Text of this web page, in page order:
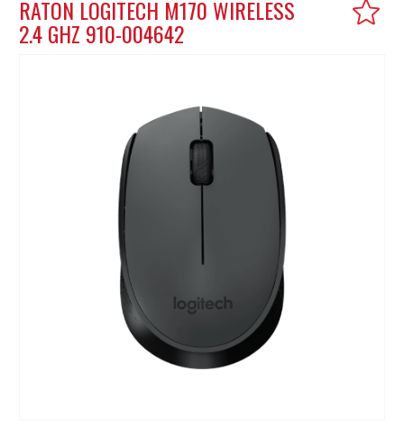
RATON LOGITECH M170 WIRELESS
2.4 GHZ 910-004642